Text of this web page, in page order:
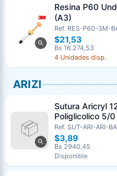
Resina P60
(A3)
Ref. RES-P60-3M-
$21,53
Bs 16.274,53
4 Unidades disp.
ARIZI
Sutura Aricryl
Poliglicolico 5/
Corte Inverso
Absorbible
Ref. SUT-ARI-ARI-
$3,89
Bs 2940,45
Disponible